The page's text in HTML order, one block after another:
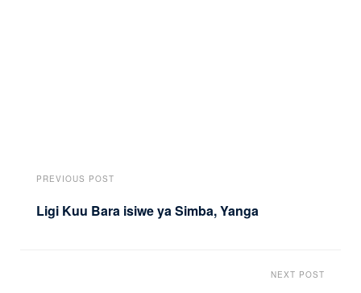
PREVIOUS POST
Ligi Kuu Bara isiwe ya Simba, Yanga
NEXT POST